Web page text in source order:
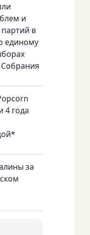
и
в
единому
Собрания
4 года
за